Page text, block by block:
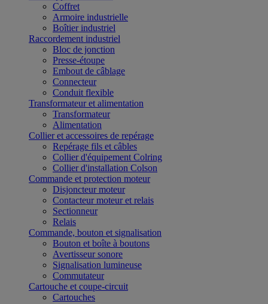
Coffret
Armoire industrielle
Boîtier industriel
Raccordement industriel
Bloc de jonction
Presse-étoupe
Embout de câblage
Connecteur
Conduit flexible
Transformateur et alimentation
Transformateur
Alimentation
Collier et accessoires de repérage
Repérage fils et câbles
Collier d'équipement Colring
Collier d'installation Colson
Commande et protection moteur
Disjoncteur moteur
Contacteur moteur et relais
Sectionneur
Relais
Commande, bouton et signalisation
Bouton et boîte à boutons
Avertisseur sonore
Signalisation lumineuse
Commutateur
Cartouche et coupe-circuit
Cartouches